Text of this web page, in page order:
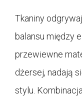
Tkaniny
balansu między
przewiewne
dżersej, nadają
stylu.